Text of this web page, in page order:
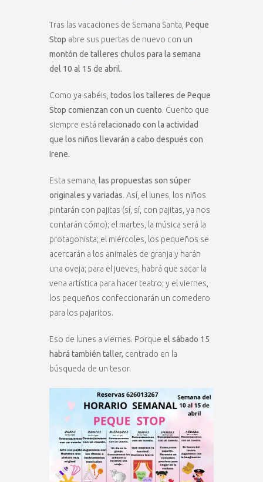
Tras las vacaciones de Semana Santa, Peque
Stop abre sus puertas de nuevo con un
montón de talleres chulos para la semana
del 10 al 15 de abril.
Como ya sabéis, todos los talleres de Peque
Stop comienzan con un cuento. Cuento que
siempre está relacionado con la actividad
que los niños llevarán a cabo después con
Irene.
Esta semana, las propuestas son súper
originales y variadas. Así, el lunes, los niños
pintarán con pajitas (sí, sí, con pajitas, ya nos
contarán cómo); el martes, la música será la
protagonista; el miércoles, los pequeños se
acercarán a los animales de granja y harán
una oveja; para el jueves, habrá que sacar la
vena artística para hacer teatro; y el viernes,
los pequeños confeccionarán un comedero
para los pajaritos.
Eso de lunes a viernes. Porque el sábado 15
habrá también taller, centrado en la
búsqueda de un tesor.